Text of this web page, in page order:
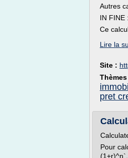
Autres
IN FINE
Ce
Lire la
Site :
pret
Pour
(1+r)^n`.